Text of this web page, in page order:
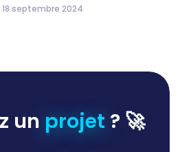
18 septembre 2024
un projet ? 🚀